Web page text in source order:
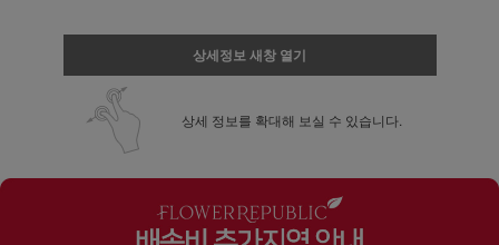
상세정보 새창 열기
상세 정보를 확대해 보실 수 있습니다.